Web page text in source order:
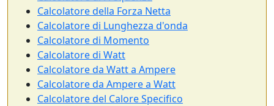
Calcolatore della Forza Netta
Calcolatore di Lunghezza d'onda
Calcolatore di Momento
Calcolatore di Watt
Calcolatore da Watt a Ampere
Calcolatore da Ampere a Watt
Calcolatore del Calore Specifico